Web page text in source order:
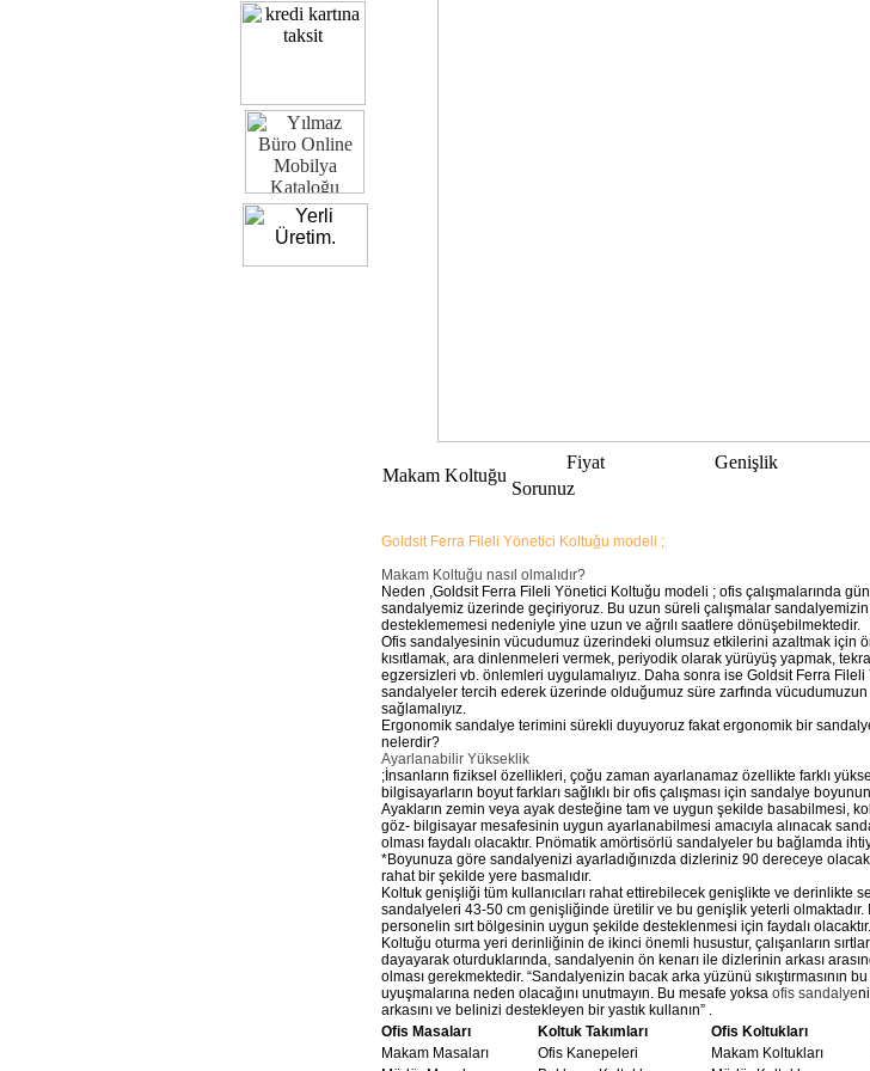
Makam Koltuğu
Fiyat Genişlik
Sorunuz
Goldsit Ferra Fileli Yönetici Koltuğu modeli ;
Makam Koltuğu nasıl olmalıdır?
Neden ,Goldsit Ferra Fileli Yönetici Koltuğu modeli ; ofis çalışmalarında
sandalyemiz üzerinde geçiriyoruz. Bu uzun süreli çalışmalar
desteklememesi nedeniyle yine uzun ve ağrılı saatlere dönüşebilmektedir.
Ofis sandalyesinin vücudumuz üzerindeki olumsuz etkilerini azaltmak için
kısıtlamak, ara dinlenmeleri vermek, periyodik olarak yürüyüş yapmak,
egzersizleri vb. önlemleri uygulamalıyız. Daha sonra ise Goldsit Ferra
sandalyeler tercih ederek üzerinde olduğumuz süre zarfında
sağlamalıyız.
Ergonomik sandalye terimini sürekli duyuyoruz fakat ergonomik bir
nelerdir?
Ayarlanabilir Yükseklik
;İnsanların fiziksel özellikleri, çoğu zaman ayarlanamaz özellikte farklı
bilgisayarların boyut farkları sağlıklı bir ofis çalışması için sandalye
Ayakların zemin veya ayak desteğine tam ve uygun şekilde basabilmesi,
göz- bilgisayar mesafesinin uygun ayarlanabilmesi amacıyla alınacak
olması faydalı olacaktır. Pnömatik amörtisörlü sandalyeler bu bağlamda
*Boyunuza göre sandalyenizi ayarladığınızda dizleriniz 90 dereceye
rahat bir şekilde yere basmalıdır.
Koltuk genişliği tüm kullanıcıları rahat ettirebilecek genişlikte ve derinlikte
sandalyeleri 43-50 cm genişliğinde üretilir ve bu genişlik yeterli
personelin sırt bölgesinin uygun şekilde desteklenmesi için faydalı olacaktır.
Koltuğu oturma yeri derinliğinin de ikinci önemli husustur, çalışanların
dayayarak oturduklarında, sandalyenin ön kenarı ile dizlerinin arkası
olması gerekmektedir. “Sandalyenizin bacak arka yüzünü
uyuşmalarına neden olacağını unutmayın. Bu mesafe yoksa ofis sandalye
arkasını ve belinizi destekleyen bir yastık kullanın” .
Ofis Masaları
Koltuk Takımları Ofis Koltukları
Makam Masaları
Ofis Kanepeleri Makam Koltukları